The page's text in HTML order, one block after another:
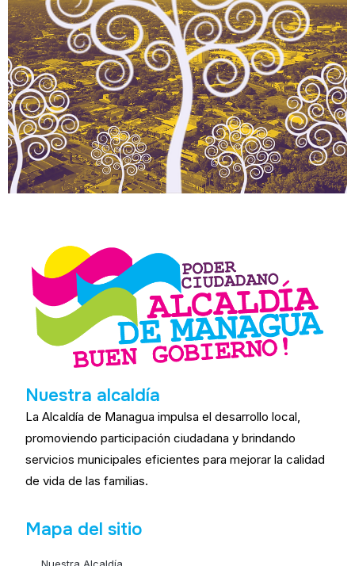
Nuestra alcaldía
La Alcaldía de Managua impulsa el desarrollo local,
promoviendo participación ciudadana y brindando
servicios municipales eficientes para mejorar la calidad
de vida de las familias.
Mapa del sitio
Nuestra Alcaldía